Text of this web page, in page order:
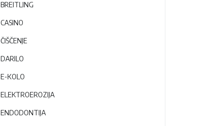
BREITLING
CASINO
ČIŠČENJE
DARILO
E-KOLO
ELEKTROEROZIJA
ENDODONTIJA